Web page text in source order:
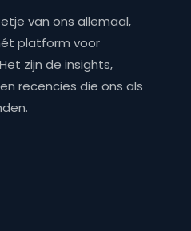
van ons allemaal,
platform voor
zijn de insights,
recencies die ons als